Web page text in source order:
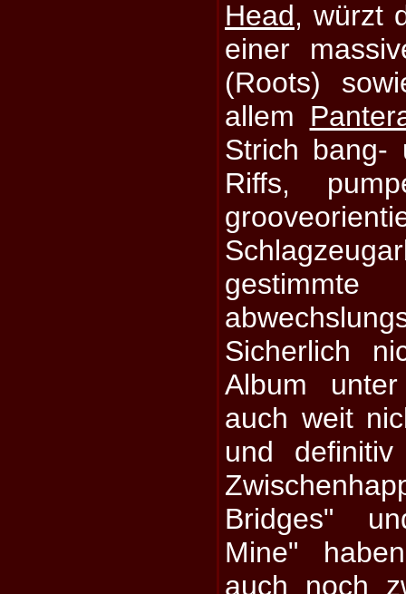
Head, würzt
einer
(Roots)
allem
Strich bang-
Riffs,
Sicherlich
Album
auch weit
und
Bridges"
Mine"
auch noch